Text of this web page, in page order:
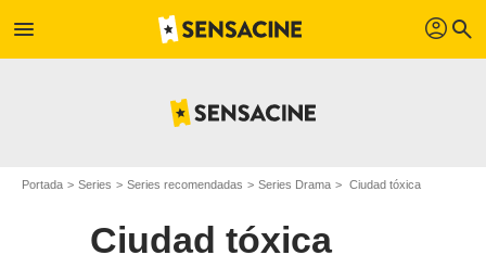
menu profil search
Portada Series Series recomendadas Series Drama Ciudad tóxica
Ciudad tóxica